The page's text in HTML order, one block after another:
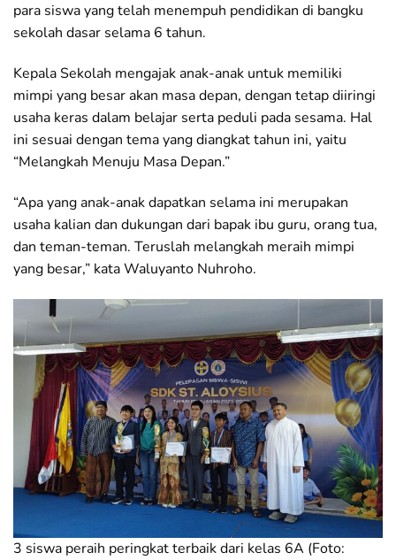
para siswa yang telah menempuh pendidikan di bangku
sekolah dasar selama 6 tahun.
Kepala Sekolah mengajak anak-anak untuk memiliki
mimpi yang besar akan masa depan, dengan tetap diiringi
usaha keras dalam belajar serta peduli pada sesama. Hal
ini sesuai dengan tema yang diangkat tahun ini, yaitu
“Melangkah Menuju Masa Depan.”
“Apa yang anak-anak dapatkan selama ini merupakan
usaha kalian dan dukungan dari bapak ibu guru, orang tua,
dan teman-teman. Teruslah melangkah meraih mimpi
yang besar,” kata Waluyanto Nuhroho.
3 siswa peraih peringkat terbaik dari kelas 6A (Foto: